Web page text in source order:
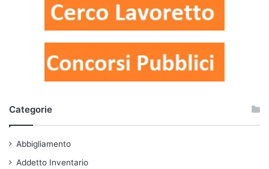
Categorie
Abbigliamento
Addetto Inventario